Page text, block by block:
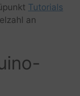
Tutorials
an